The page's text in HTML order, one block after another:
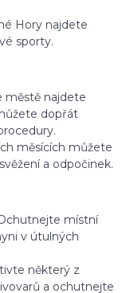
Hory najdete
sporty.
městě najdete
dopřát
měsících můžete
a odpočinek.
místní
v útulných
některý z
a ochutnejte